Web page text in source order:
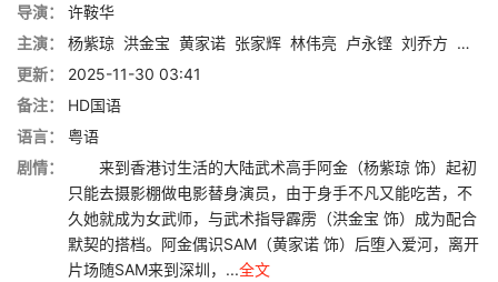
导演：
许鞍华
主演：
杨紫琼 洪金宝 黄家诺 张家辉 林伟亮 卢永铿 刘乔方 刘松
更新：
2025-11-30 03:41
备注：
HD国语
语言：
粤语
剧情：
来到香港讨生活的大陆武术高手阿金（杨紫琼 饰）起初
只能去摄影棚做电影替身演员，由于身手不凡又能吃苦，不
久她就成为女武师，与武术指导霹雳（洪金宝 饰）成为配合
默契的搭档。阿金偶识SAM（黄家诺 饰）后堕入爱河，离开
片场随SAM来到深圳，...全文